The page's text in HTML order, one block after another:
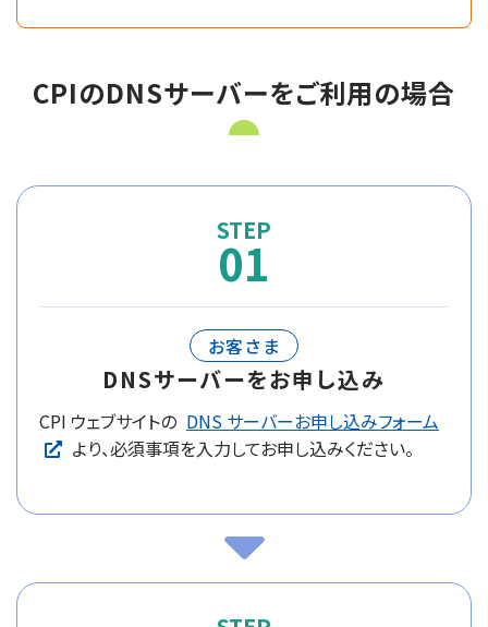
CPIのDNSサーバーをご利用の場合
01
お客さま
DNSサーバーをお申し込み
CPI ウェブサイトの DNS サーバーお申し込みフォーム
より、必須事項を入力してお申し込みください。